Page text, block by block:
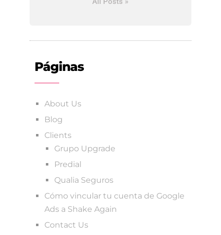
Páginas
About Us
Blog
Clients
Grupo Upgrade
Predial
Qualia Seguros
Cómo vincular tu cuenta de Google
Ads a Shake Again
Contact Us